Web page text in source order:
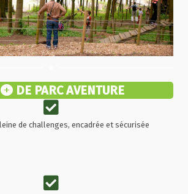
DE PARC AVENTURE
de challenges, encadrée et sécurisée